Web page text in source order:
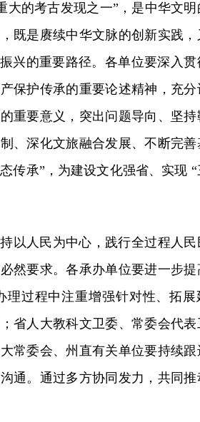
大的考古发现之一”，是中华文明
既是赓续中华文脉的创新实践，
兴的重要路径。各单位要深入贯
保护传承的重要论述精神，充分
重要意义，突出问题导向、坚持
、深化文旅融合发展、不断完善
传承”，为建设文化强省、实现 “
以人民为中心，践行全过程人民
然要求。各承办单位要进一步提
过程中注重增强针对性、拓展
省人大教科文卫委、常委会代表
常委会、州直有关单位要持续跟
通。通过多方协同发力，共同推